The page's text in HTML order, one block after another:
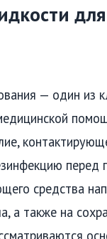
— один из
перед
средства
а также на